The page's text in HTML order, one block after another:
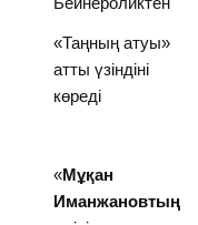
«Таңның атуы»
атты үзіндіні
көреді
«Мұқан
Иманжановтың